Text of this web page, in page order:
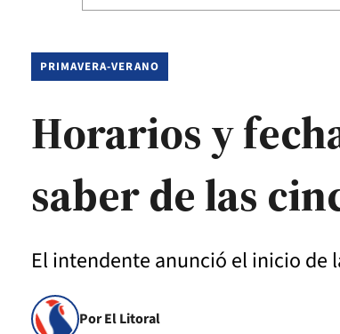
PRIMAVERA-VERANO
Horarios y
saber de las
El intendente anunció el inicio de
Por El Litoral